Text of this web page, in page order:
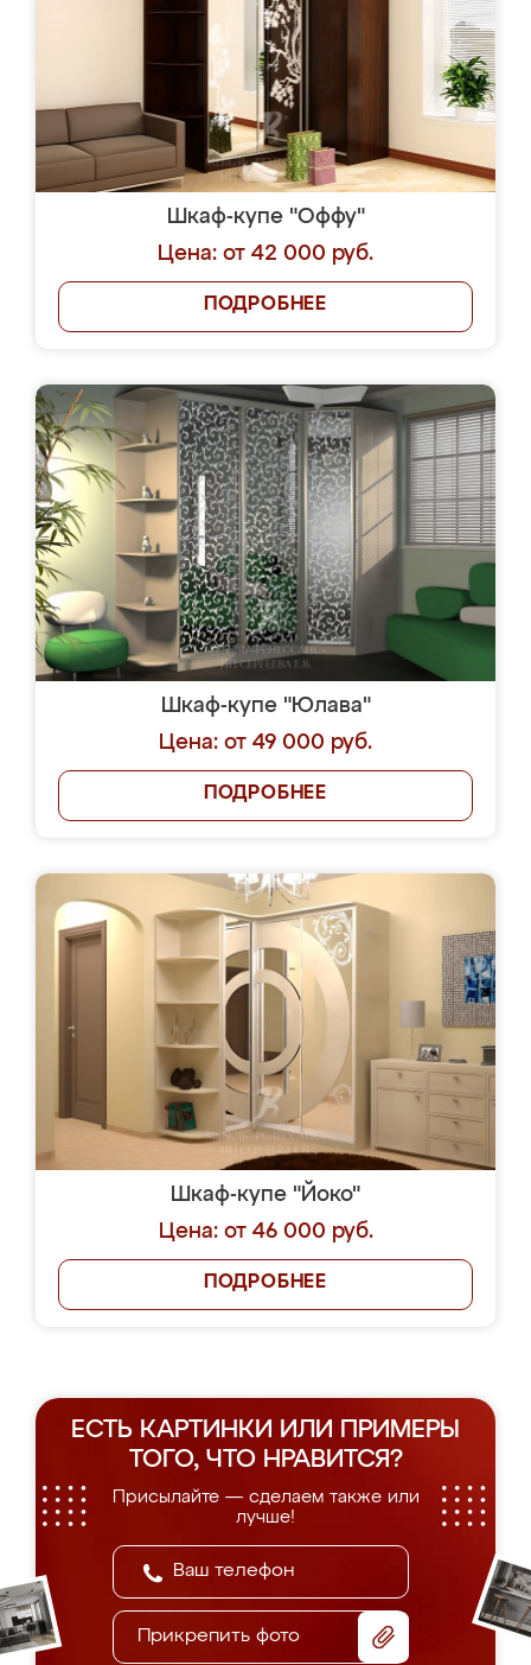
Шкаф-купе "Оффу"
Цена: от 42 000 руб.
ПОДРОБНЕЕ
Шкаф-купе "Юлава"
Цена: от 49 000 руб.
ПОДРОБНЕЕ
Шкаф-купе "Йоко"
Цена: от 46 000 руб.
ПОДРОБНЕЕ
ЕСТЬ КАРТИНКИ ИЛИ ПРИМЕРЫ
ТОГО, ЧТО НРАВИТСЯ?
Присылайте — сделаем также или
лучше!
Прикрепить фото